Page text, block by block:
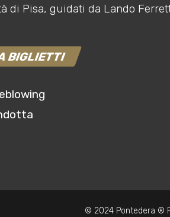
di Pisa, guidati da Lando
BIGLIETTI
© 2024 Pontedera ®